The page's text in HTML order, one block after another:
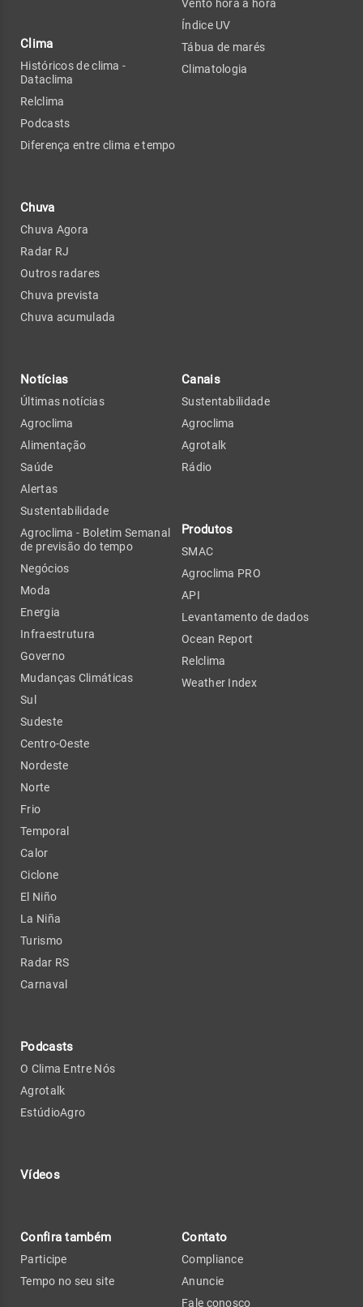
Clima
Históricos de clima -
Dataclima
Relclima
Podcasts
Diferença entre clima e tempo
Chuva
Chuva Agora
Radar RJ
Outros radares
Chuva prevista
Chuva acumulada
Vento hora a hora
Índice UV
Tábua de marés
Climatologia
Notícias
Últimas notícias
Agroclima
Alimentação
Saúde
Alertas
Sustentabilidade
Agroclima - Boletim Semanal
de previsão do tempo
Negócios
Moda
Energia
Infraestrutura
Governo
Mudanças Climáticas
Sul
Sudeste
Centro-Oeste
Nordeste
Norte
Frio
Temporal
Calor
Ciclone
El Niño
La Niña
Turismo
Radar RS
Carnaval
Podcasts
O Clima Entre Nós
Agrotalk
EstúdioAgro
Vídeos
Canais
Sustentabilidade
Agroclima
Agrotalk
Rádio
Produtos
SMAC
Agroclima PRO
API
Levantamento de dados
Ocean Report
Relclima
Weather Index
Confira também
Participe
Tempo no seu site
Contato
Compliance
Anuncie
Fale conosco